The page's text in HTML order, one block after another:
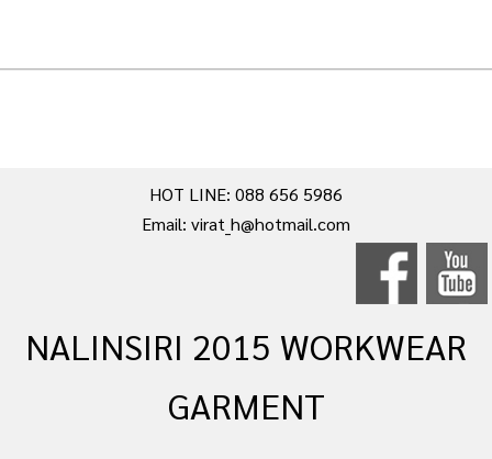
HOT LINE: 088 656 5986
Email: virat_h@hotmail.com
NALINSIRI 2015 WORKWEAR
GARMENT